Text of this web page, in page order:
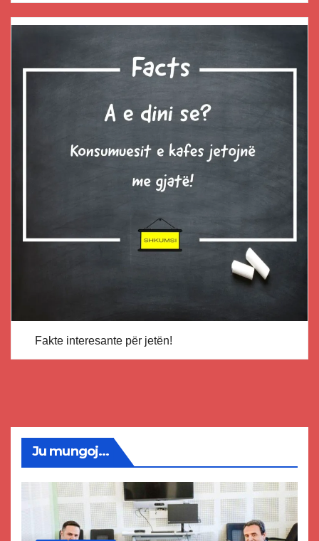
Fakte interesante për jetën!
Ju mungoj...